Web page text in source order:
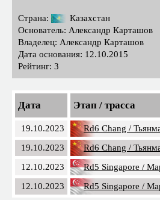
Страна:
Казахстан
Основатель: Александр Карташов
Владелец: Александр Карташов
Дата основания: 12.10.2015
Рейтинг: 3
Дата Этап / трасса
19.10.2023 Rd6 Chang /
19.10.2023
Rd6 Chang /
12.10.2023
Rd5 Singapore /
12.10.2023
Rd5 Singapore /